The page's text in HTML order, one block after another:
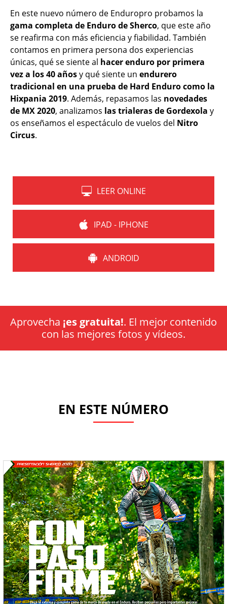
En este nuevo número de Enduropro probamos la
gama completa de Enduro de Sherco, que este año
se reafirma con más eficiencia y fiabilidad. También
contamos en primera persona dos experiencias
únicas, qué se siente al hacer enduro por primera
vez a los 40 añosy qué siente un endurero
tradicional en una prueba de Hard Enduro como la
Hixpania 2019. Además, repasamos las novedades
de MX 2020, analizamos las trialeras de Gordexola y
os enseñamos el espectáculo de vuelos del Nitro
Circus.
LEER ONLINE
IPAD - IPHONE
ANDROID
Aprovecha ¡es gratuita!. El mejor contenido
con las mejores fotos y vídeos.
EN ESTE NÚMERO